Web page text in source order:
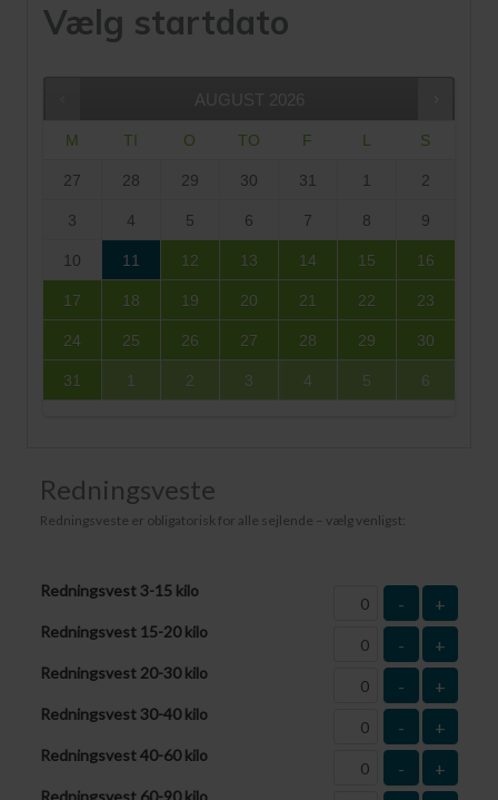
Vælg startdato
AUGUST 2026
M TI O TO F L S
27 28 29 30 31 1 2
3 4 5 6 7 8 9
10 11 12 13 14 15 16
17 18 19 20 21 22 23
24 25 26 27 28 29 30
31 1 2 3 4 5 6
Redningsveste
Redningsveste er obligatorisk for alle sejlende – vælg venligst:
Redningsvest 3-15 kilo
- +
Redningsvest 15-20 kilo
- +
Redningsvest 20-30 kilo
- +
Redningsvest 30-40 kilo
- +
Redningsvest 40-60 kilo
- +